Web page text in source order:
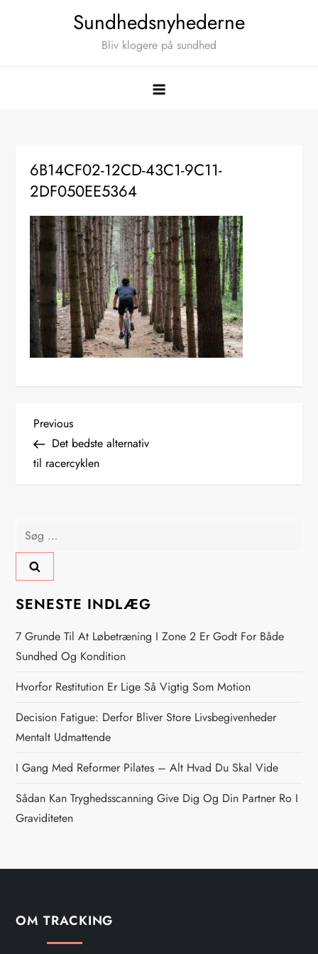
Sundhedsnyhederne
Bliv klogere på sundhed
6B14CF02-12CD-43C1-9C11-
2DF050EE5364
I
n
l
æ
g
s
n
a
v
i
g
a
t
o
Previous
Post
Previous
Det bedste alternativ
til racercyklen
Søg
efter:
SENESTE INDLÆG
7 Grunde Til At Løbetræning I Zone 2 Er Godt For Både
Sundhed Og Kondition
Hvorfor Restitution Er Lige Så Vigtig Som Motion
Decision Fatigue: Derfor Bliver Store Livsbegivenheder
Mentalt Udmattende
I Gang Med Reformer Pilates – Alt Hvad Du Skal Vide
Sådan Kan Tryghedsscanning Give Dig Og Din Partner Ro I
Graviditeten
OM TRACKING